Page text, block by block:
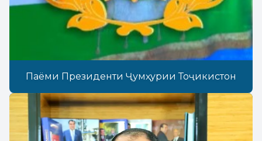
Паёми Президенти Ҷумҳурии Тоҷикистон